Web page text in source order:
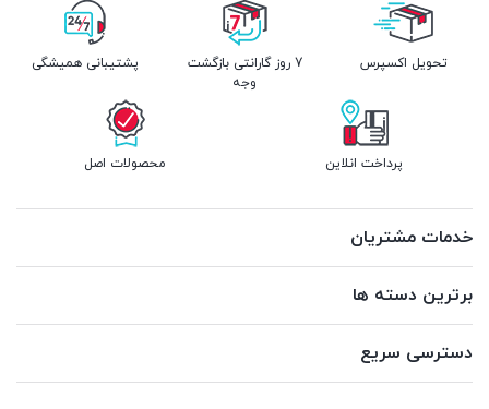
تحویل اکسپرس
7 روز گارانتی بازگشت
وجه
پشتیبانی همیشگی
پرداخت انلاین محصولات اصل
خدمات مشتریان
برترین دسته ها
دسترسی سریع